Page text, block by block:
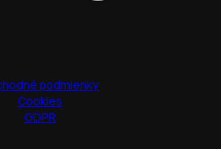
podmienky
Cookies
GDPR